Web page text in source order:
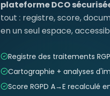
plateforme DCO
tout : registre, score,
en un seul espace,
Registre des traitements
Cartographie + analyses
Score RGPD A→E recalculé